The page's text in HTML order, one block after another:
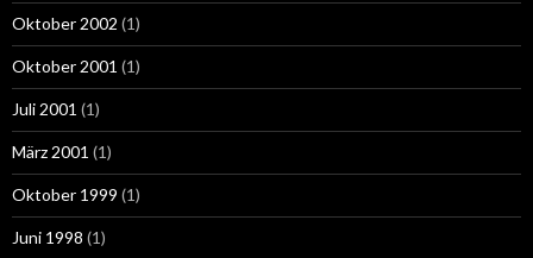
Oktober 2002 (1)
Oktober 2001 (1)
Juli 2001 (1)
März 2001 (1)
Oktober 1999 (1)
Juni 1998 (1)